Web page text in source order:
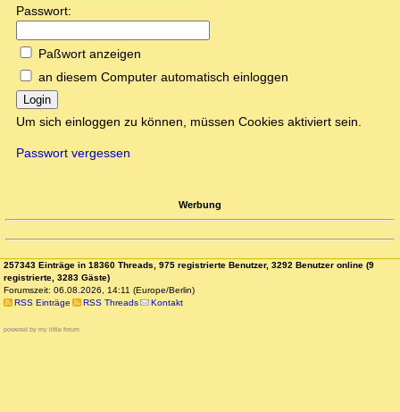
Passwort:
Paßwort anzeigen
an diesem Computer automatisch einloggen
Login
Um sich einloggen zu können, müssen Cookies aktiviert sein.
Passwort vergessen
Werbung
257343 Einträge in 18360 Threads, 975 registrierte Benutzer, 3292 Benutzer online (9
registrierte, 3283 Gäste)
Forumszeit: 06.08.2026, 14:11 (Europe/Berlin)
RSS Einträge
RSS Threads Kontakt
powered by my little forum